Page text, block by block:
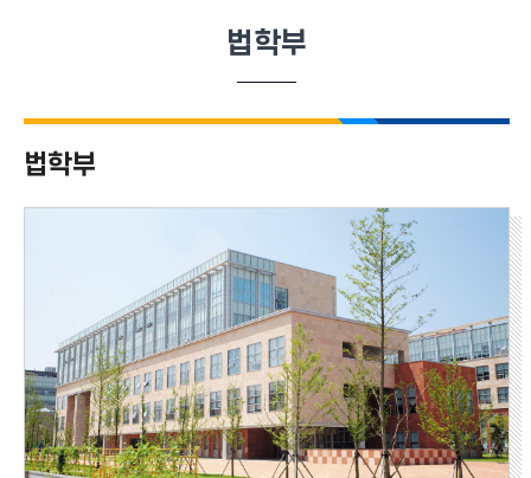
법학부
법학부